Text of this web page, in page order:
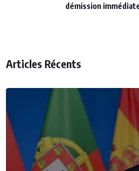
démission
Articles Récents